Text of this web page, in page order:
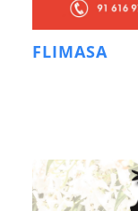
FLIMASA